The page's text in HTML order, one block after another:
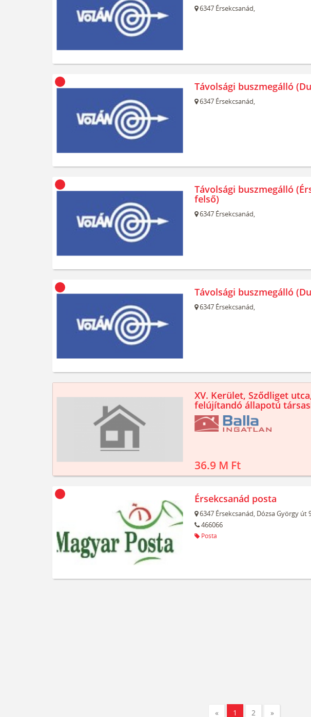
6347 Érsekcsanád,
Távolsági buszmegálló
6347 Érsekcsanád,
Távolsági buszmegálló
felső)
6347 Érsekcsanád,
Távolsági buszmegálló
6347 Érsekcsanád,
XV. Kerület, Sződliget
felújítandó állapotú
36.9 M Ft
Érsekcsanád posta
6347 Érsekcsanád, Dózsa György út
466066
Posta
« 1 2 »